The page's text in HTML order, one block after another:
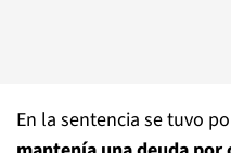
En la sentencia se tuvo